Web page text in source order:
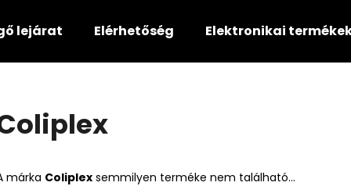
lejárat Elérhetőség Elektronikai
márka Coliplex semmilyen terméke nem található...